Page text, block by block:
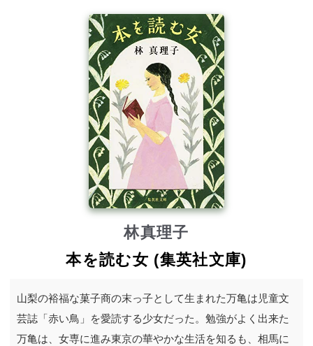
林真理子
本を読む女 (集英社文庫)
山梨の裕福な菓子商の末っ子として生まれた万亀は児童文
芸誌「赤い鳥」を愛読する少女だった。勉強がよく出来た
万亀は、女専に進み東京の華やかな生活を知るも、相馬に